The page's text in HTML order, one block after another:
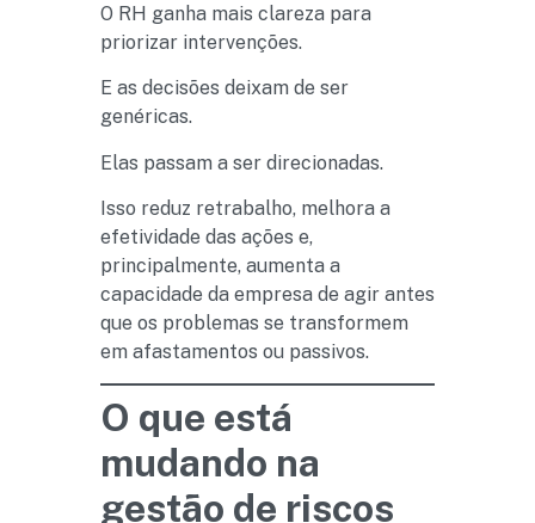
O RH ganha mais clareza para
priorizar intervenções.
E as decisões deixam de ser
genéricas.
Elas passam a ser direcionadas.
Isso reduz retrabalho, melhora a
efetividade das ações e,
principalmente, aumenta a
capacidade da empresa de agir antes
que os problemas se transformem
em afastamentos ou passivos.
O que está
mudando na
gestão de riscos